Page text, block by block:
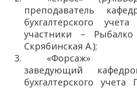
преподаватель
бухгалтерского
участники –
Скрябинская А.);
«Форсаж»
заведующий
бухгалтерского